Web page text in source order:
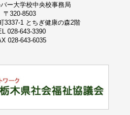
ー大学校中央校事務局
〒320-8503
3337-1 とちぎ健康の森2階
028-643-3390
028-643-6035